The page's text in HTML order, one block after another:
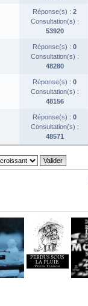
Réponse(s) : 2
Consultation(s) :
53920
Réponse(s) : 0
Consultation(s) :
48280
Réponse(s) : 0
Consultation(s) :
48156
Réponse(s) : 0
Consultation(s) :
48571